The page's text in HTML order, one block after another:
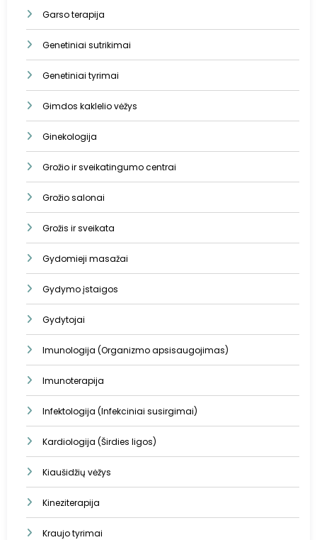
Garso terapija
Genetiniai sutrikimai
Genetiniai tyrimai
Gimdos kaklelio vėžys
Ginekologija
Grožio ir sveikatingumo centrai
Grožio salonai
Grožis ir sveikata
Gydomieji masažai
Gydymo įstaigos
Gydytojai
Imunologija (Organizmo apsisaugojimas)
Imunoterapija
Infektologija (Infekciniai susirgimai)
Kardiologija (Širdies ligos)
Kiaušidžių vėžys
Kineziterapija
Kraujo tyrimai